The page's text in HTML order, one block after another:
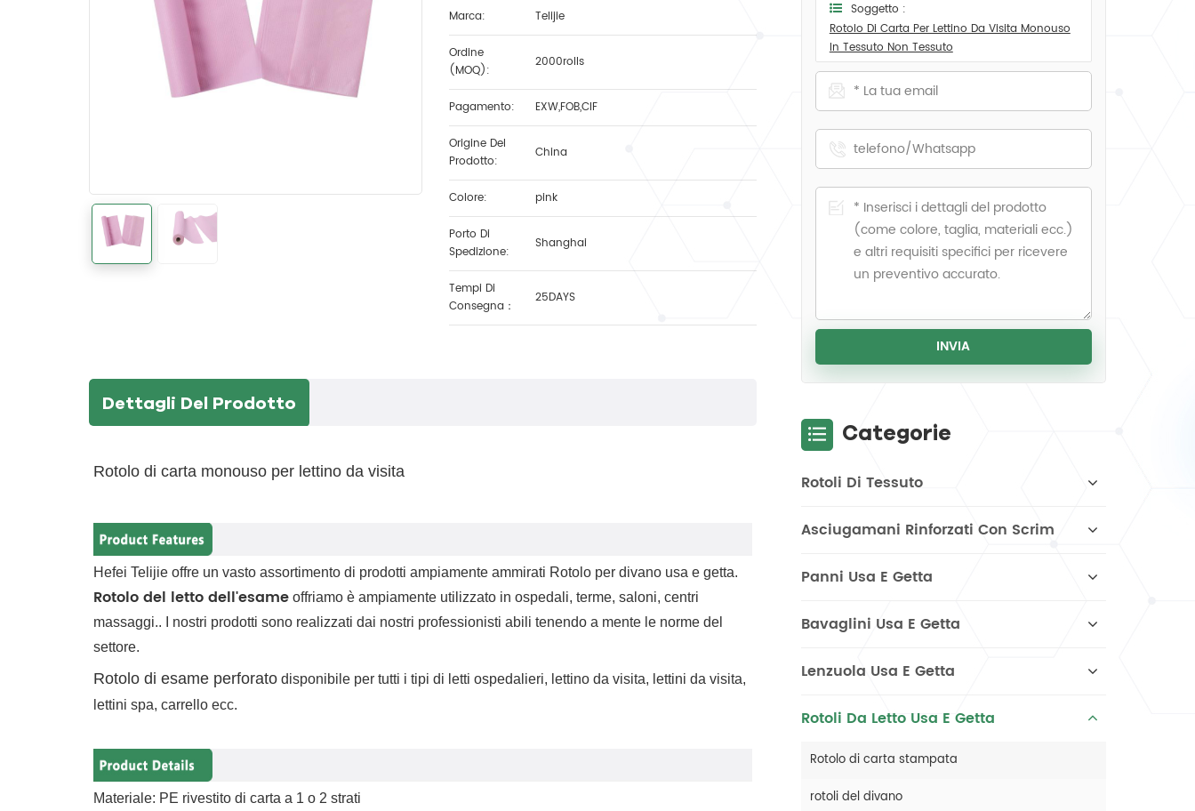
Marca: Telijie
Ordine
(MOQ):
2000rolls
Pagamento: EXW,FOB,CIF
Origine Del
Prodotto:
China
Colore: pink
Porto Di
Spedizione:
Shanghai
Tempi Di
Consegna：
25DAYS
Dettagli Del Prodotto
Rotolo di carta monouso per lettino da visita
Hefei Telijie offre un vasto assortimento di prodotti ampiamente ammirati Rotolo per divano usa e getta.
Rotolo del letto dell'esame offriamo è ampiamente utilizzato in ospedali, terme, saloni, centri
massaggi.. I nostri prodotti sono realizzati dai nostri professionisti abili tenendo a mente le norme del
settore.
Rotolo di esame perforato disponibile per tutti i tipi di letti ospedalieri, lettino da visita, lettini da visita,
lettini spa, carrello ecc.
Materiale: PE rivestito di carta a 1 o 2 strati
Soggetto :
Rotolo Di Carta Per Lettino Da Visita Monouso
In Tessuto Non Tessuto
Categorie
Rotoli Di Tessuto
Asciugamani Rinforzati Con Scrim
Panni Usa E Getta
Bavaglini Usa E Getta
Lenzuola Usa E Getta
Rotoli Da Letto Usa E Getta
Rotolo di carta stampata
rotoli del divano